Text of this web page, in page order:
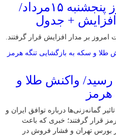
قیمت طلا و سکه امروز پنجشنبه ۱۵مرداد/
افزایش + جدول
امروز بر مدار افزایش قرار گرفتند.
واکنش طلا و
هرمز
گمانه‌زنی‌ها درباره توافق ایران و
قرار گرفتند؛ خبری که باعث
بورس تهران و فشار فروش در